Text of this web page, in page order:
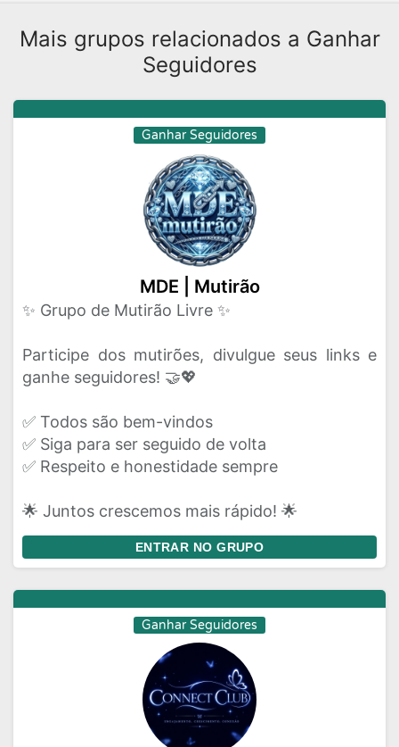
Mais grupos relacionados a Ganhar
Seguidores
Ganhar Seguidores
MDE | Mutirão
✨ Grupo de Mutirão Livre ✨
Participe dos mutirões, divulgue seus links e
ganhe seguidores! 🤝💖
✅ Todos são bem-vindos
✅ Siga para ser seguido de volta
✅ Respeito e honestidade sempre
🌟 Juntos crescemos mais rápido! 🌟
ENTRAR NO GRUPO
Ganhar Seguidores